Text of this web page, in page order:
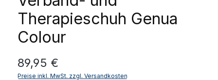
Therapieschuh Genua
Colour
Regulärer Preis:
89,95 €
Preise inkl. MwSt. zzgl. Versandkosten